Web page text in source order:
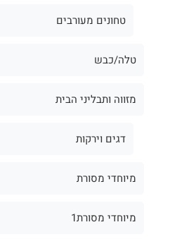
טחונים מעורבים
טלה/כבש
מזווה ותבליני הבית
דגים וירקות
מיוחדי מסורת
מיוחדי מסורת1